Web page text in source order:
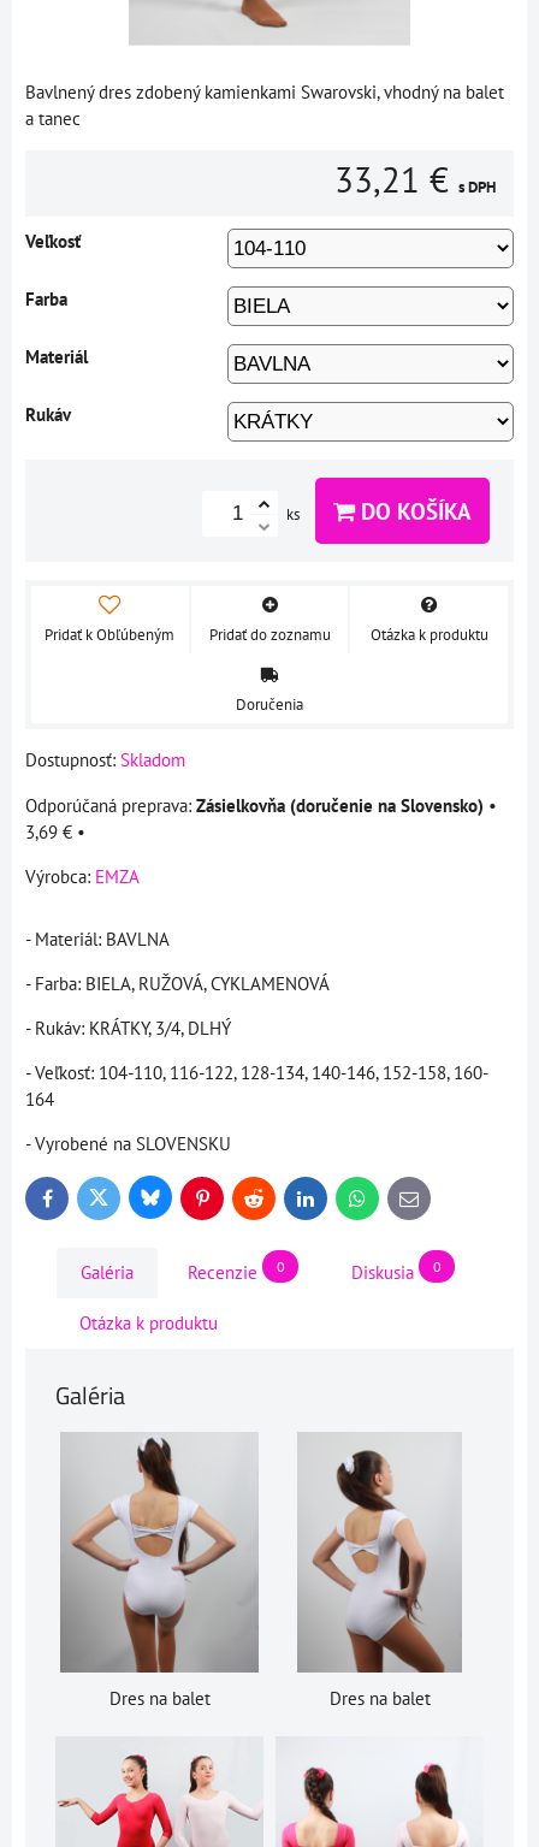
Bavlnený dres zdobený kamienkami Swarovski, vhodný na balet
a tanec
33,21 € s DPH
Veľkosť
Farba
Materiál
Rukáv
ks DO KOŠÍKA
Pridať k Obľúbeným Pridať do zoznamu Otázka k produktu
Doručenia
Dostupnosť: Skladom
Zásielkovňa (doručenie na Slovensko) •
3,69 € •
Výrobca: EMZA
- Materiál: BAVLNA
- Farba: BIELA, RUŽOVÁ, CYKLAMENOVÁ
- Rukáv: KRÁTKY, 3/4, DLHÝ
- Veľkosť: 104-110, 116-122, 128-134, 140-146, 152-158, 160-
164
- Vyrobené na SLOVENSKU
FacebookTwitter BlueskyPinterestReddit LinkedInWhatsApp
E-
mail
Galéria Recenzie 0 Diskusia 0
Otázka k produktu
Galéria
Dres na balet Dres na balet